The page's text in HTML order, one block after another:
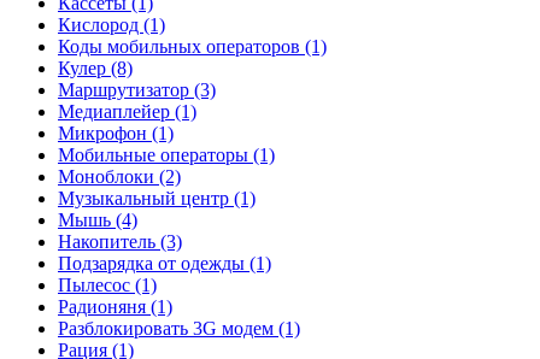
Кислород (1)
Коды мобильных операторов (1)
Кулер (8)
Маршрутизатор (3)
Медиаплейер (1)
Микрофон (1)
Мобильные операторы (1)
Моноблоки (2)
Музыкальный центр (1)
Мышь (4)
Накопитель (3)
Подзарядка от одежды (1)
Пылесос (1)
Радионяня (1)
Разблокировать 3G модем (1)
Рация (1)